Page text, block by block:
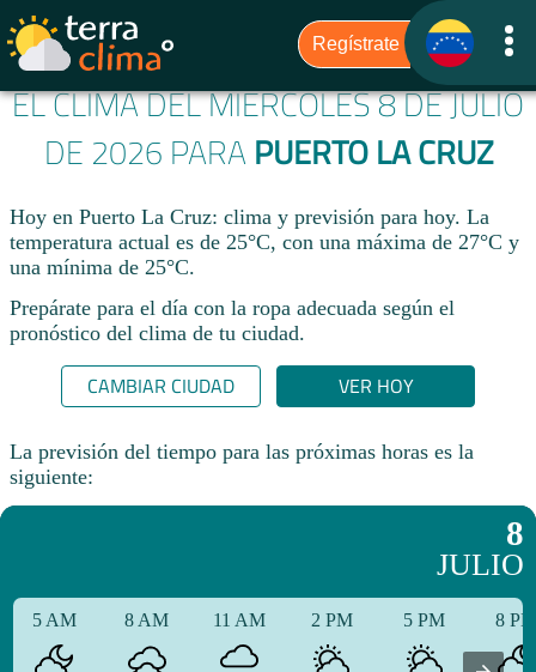
EL CLIMA DEL MIÉRCOLES 8 DE JULIO
DE 2026 PARA PUERTO LA CRUZ
Hoy en Puerto La Cruz: clima y previsión para hoy. La
temperatura actual es de 25°C, con una máxima de 27°C y
una mínima de 25°C.​
Prepárate para el día con la ropa adecuada según el
pronóstico del clima de tu ciudad.​
CAMBIAR CIUDAD VER HOY
La previsión del tiempo para las próximas horas es la
siguiente:
8
JULIO
5 AM 8 AM 11 AM 2 PM 5 PM 8